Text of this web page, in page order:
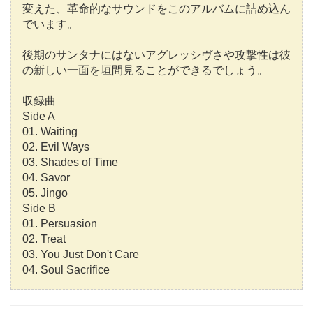
変えた、革命的なサウンドをこのアルバムに詰め込ん
でいます。
後期のサンタナにはないアグレッシヴさや攻撃性は彼
の新しい一面を垣間見ることができるでしょう。
収録曲
Side A
01. Waiting
02. Evil Ways
03. Shades of Time
04. Savor
05. Jingo
Side B
01. Persuasion
02. Treat
03. You Just Don't Care
04. Soul Sacrifice